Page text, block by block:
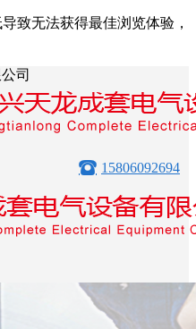
致无法获得最佳浏览体验，
司
15806092694